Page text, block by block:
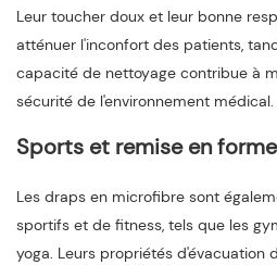
Leur toucher doux et leur bonne
atténuer l'inconfort des patients,
capacité de nettoyage contribue à
sécurité de l'environnement médical.
Sports et remise en forme
Les draps en microfibre sont
sportifs et de fitness, tels que les
yoga. Leurs propriétés d'évacuation